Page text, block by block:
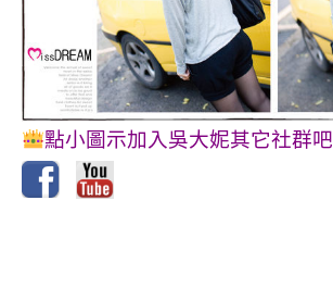
點小圖示加入吳大妮其它社群吧